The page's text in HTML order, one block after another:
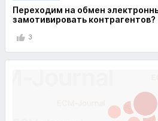
Переходим на обмен
замотивировать контрагентов?
3